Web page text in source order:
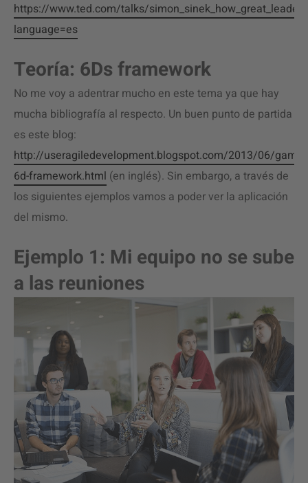
https://www.ted.com/talks/
language=es
Teoría: 6Ds framework
No me voy a adentrar mucho en este tema ya que hay
mucha bibliografía al respecto. Un buen punto de partida
es este blog:
http://useragiledevelopment.blogspot.com/2013/06/
6d-framework.html (en inglés). Sin embargo, a través de
los siguientes ejemplos vamos a poder ver la aplicación
del mismo.
Ejemplo 1: Mi equipo no se sube
a las reuniones